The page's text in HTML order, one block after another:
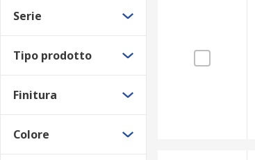
Serie
Tipo prodotto
Finitura
Colore